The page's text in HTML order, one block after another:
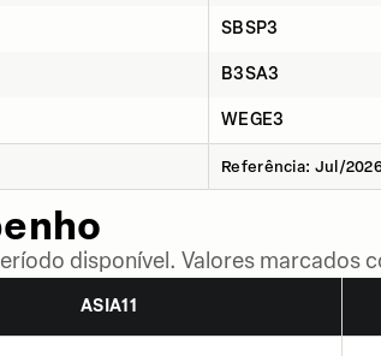
SBSP3
B3SA3
WEGE3
Referência: Jul/
disponível. Valores marcados
ASIA11